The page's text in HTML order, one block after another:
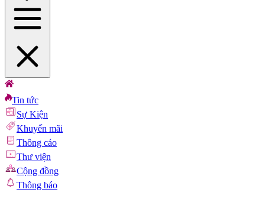
Tin tức
Sự Kiện
Khuyến mãi
Thông cáo
Thư viện
Cộng đồng
Thông báo